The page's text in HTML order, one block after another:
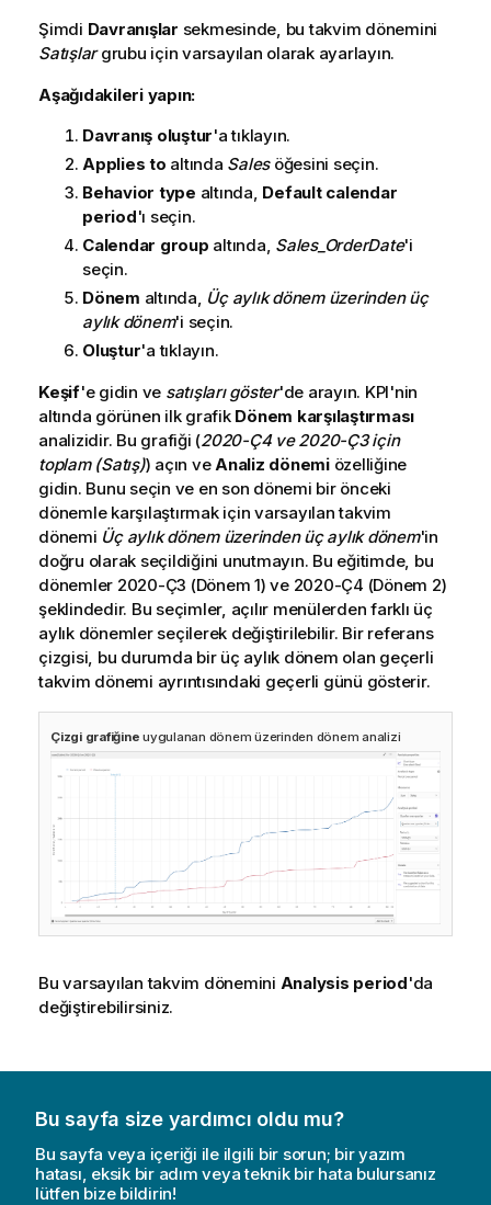
Şimdi Davranışlar sekmesinde, bu takvim dönemini
Satışlargrubu için varsayılan olarak ayarlayın.
Aşağıdakileri yapın:
Davranış oluştur'a tıklayın.
Applies to altında Salesöğesini seçin.
Behavior type altında, Default calendar
period'ı seçin.
Calendar group altında, Sales_OrderDate'i
seçin.
Dönem altında, Üç aylık dönem üzerinden üç
aylık dönem'i seçin.
Oluştur'a tıklayın.
Keşif'e gidin ve satışları göster'de arayın. KPI'nin
altında görünen ilk grafik Dönem karşılaştırması
analizidir. Bu grafiği (2020-Ç4 ve 2020-Ç3 için
toplam (Satış)) açın veAnaliz dönemiözelliğine
gidin. Bunu seçin ve en son dönemi bir önceki
dönemle karşılaştırmak için varsayılan takvim
dönemi Üç aylık dönem üzerinden üç aylık dönem'in
doğru olarak seçildiğini unutmayın. Bu eğitimde, bu
dönemler 2020-Ç3 (Dönem 1) ve 2020-Ç4 (Dönem 2)
şeklindedir. Bu seçimler, açılır menülerden farklı üç
aylık dönemler seçilerek değiştirilebilir. Bir referans
çizgisi, bu durumda bir üç aylık dönem olan geçerli
takvim dönemi ayrıntısındaki geçerli günü gösterir.
Çizgi grafiğine uygulanan dönem üzerinden dönem analizi
Bu varsayılan takvim dönemini Analysis period'da
değiştirebilirsiniz.
Bu sayfa size yardımcı oldu mu?
Bu sayfa veya içeriği ile ilgili bir sorun; bir yazım
hatası, eksik bir adım veya teknik bir hata bulursanız
lütfen bize bildirin!